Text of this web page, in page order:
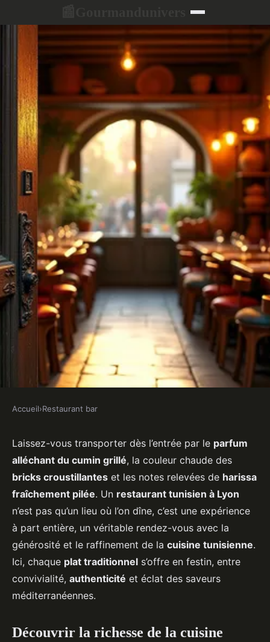
Restaurant tunisien à lyon :
voyage sensoriel et authenticité
au cœur de la cuisine tunisienne
Noah •20 décembre 2025•6 min de lecture
Accueil›Restaurant bar
Laissez-vous transporter dès l’entrée par le parfum
alléchant du cumin grillé, la couleur chaude des
bricks croustillantes et les notes relevées de harissa
fraîchement pilée. Un restaurant tunisien à Lyon
n’est pas qu’un lieu où l’on dîne, c’est une expérience
à part entière, un véritable rendez-vous avec la
générosité et le raffinement de la cuisine tunisienne.
Ici, chaque plat traditionnel s’offre en festin, entre
convivialité, authenticité et éclat des saveurs
méditerranéennes.
Découvrir la richesse de la cuisine